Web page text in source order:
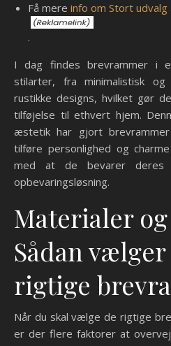
Få mere info om Stort
.
I dag findes brevrammer i
stilarter, fra minimalistisk
rustikke designs, hvilket gør
tilføjelse til ethvert hjem.
æstetik har gjort
tilføre personlighed og
med at de bevarer deres
opbevaringsløsning.
Materialer
Sådan
rigtige
Når du skal vælge de rigtige
er der flere faktorer at